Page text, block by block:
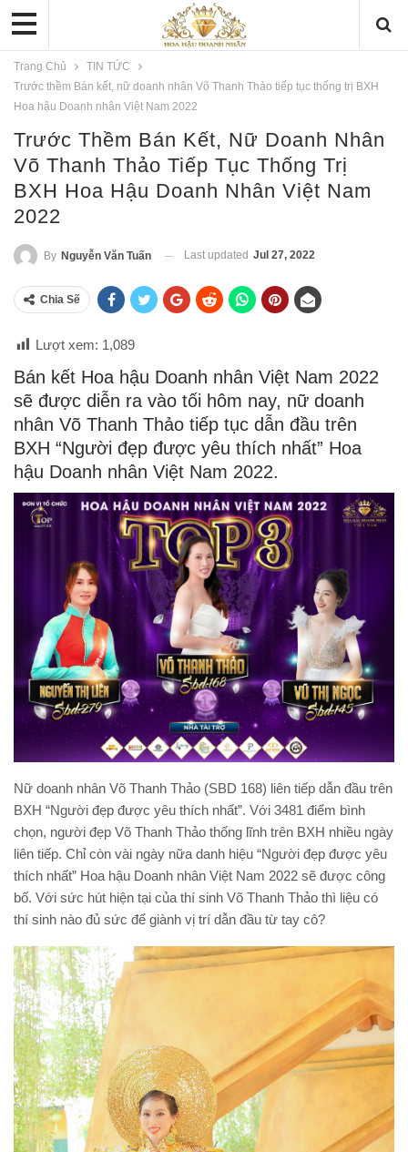
Trang Chủ
TIN TỨC
Trước thềm Bán kết, nữ doanh nhân Võ Thanh Thảo tiếp tục thống trị BXH
Hoa hậu Doanh nhân Việt Nam 2022
Trước Thềm Bán Kết, Nữ Doanh Nhân
Võ Thanh Thảo Tiếp Tục Thống Trị
BXH Hoa Hậu Doanh Nhân Việt Nam
2022
By Nguyễn Văn Tuấn Last updated Jul 27, 2022
Chia Sẽ
Lượt xem: 1,089
Bán kết Hoa hậu Doanh nhân Việt Nam 2022
sẽ được diễn ra vào tối hôm nay, nữ doanh
nhân Võ Thanh Thảo tiếp tục dẫn đầu trên
BXH “Người đẹp được yêu thích nhất” Hoa
hậu Doanh nhân Việt Nam 2022.
Nữ doanh nhân Võ Thanh Thảo (SBD 168) liên tiếp dẫn đầu trên
BXH “Người đẹp được yêu thích nhất”. Với 3481 điểm bình
chọn, người đẹp Võ Thanh Thảo thống lĩnh trên BXH nhiều ngày
liên tiếp. Chỉ còn vài ngày nữa danh hiệu “Người đẹp được yêu
thích nhất” Hoa hậu Doanh nhân Việt Nam 2022 sẽ được công
bố. Với sức hút hiện tại của thí sinh Võ Thanh Thảo thì liệu có
thí sinh nào đủ sức để giành vị trí dẫn đầu từ tay cô?